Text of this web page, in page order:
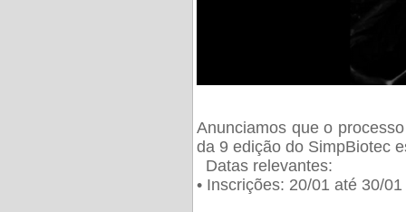
Anunciamos que o
da 9 edição do SimpBiotec
Datas relevantes:
• Inscrições: 20/01 até 30/01